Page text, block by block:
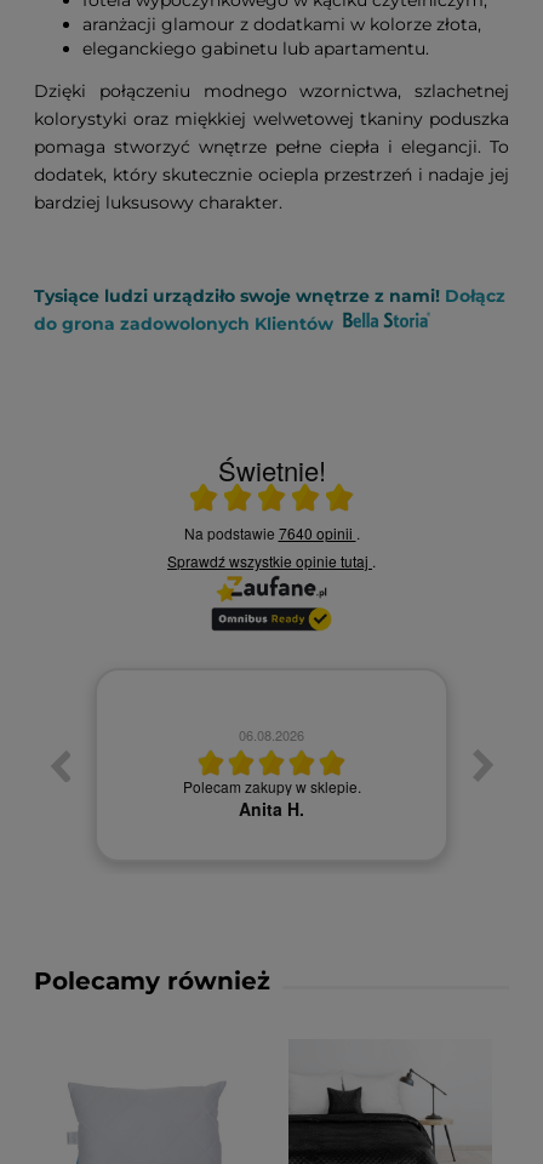
aranżacji glamour z dodatkami w kolorze złota,
eleganckiego gabinetu lub apartamentu.
Dzięki połączeniu modnego wzornictwa, szlachetnej
kolorystyki oraz miękkiej welwetowej tkaniny poduszka
pomaga stworzyć wnętrze pełne ciepła i elegancji. To
dodatek, który skutecznie ociepla przestrzeń i nadaje jej
bardziej luksusowy charakter.
Tysiące ludzi urządziło swoje wnętrze z nami! Dołącz
do grona zadowolonych Klientów
Świetnie!
Ocena średnia 5 na 5
Na podstawie 7640 opinii .
Sprawdź wszystkie opinie tutaj .
06.08.2026
Polecam zakupy w sklepie.
Anita H.
Polecamy również